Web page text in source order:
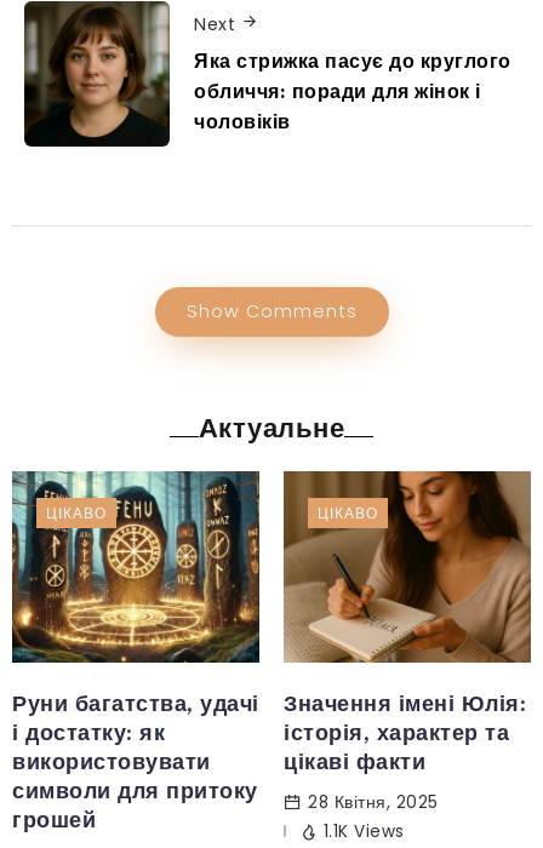
Next
Яка стрижка пасує до круглого
обличчя: поради для жінок і
чоловіків
Show Comments
Актуальне
ЦІКАВО
Руни багатства, удачі
і достатку: як
використовувати
символи для притоку
грошей
ЦІКАВО
Значення імені Юлія:
історія, характер та
цікаві факти
28 Квітня, 2025
1.1K Views